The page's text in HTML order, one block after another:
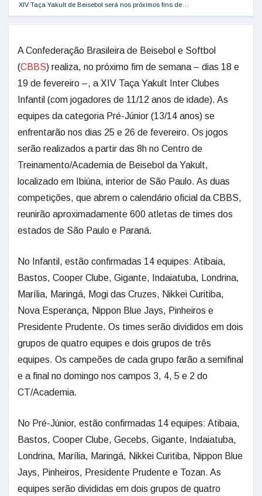
XIV Taça Yakult de Beisebol será nos próximos fins de…
A Confederação Brasileira de Beisebol e Softbol
(CBBS) realiza, no próximo fim de semana – dias 18 e
19 de fevereiro –, a XIV Taça Yakult Inter Clubes
Infantil (com jogadores de 11/12 anos de idade). As
equipes da categoria Pré-Júnior (13/14 anos) se
enfrentarão nos dias 25 e 26 de fevereiro. Os jogos
serão realizados a partir das 8h no Centro de
Treinamento/Academia de Beisebol da Yakult,
localizado em Ibiúna, interior de São Paulo. As duas
competições, que abrem o calendário oficial da CBBS,
reunirão aproximadamente 600 atletas de times dos
estados de São Paulo e Paraná.
No Infantil, estão confirmadas 14 equipes: Atibaia,
Bastos, Cooper Clube, Gigante, Indaiatuba, Londrina,
Marília, Maringá, Mogi das Cruzes, Nikkei Curitiba,
Nova Esperança, Nippon Blue Jays, Pinheiros e
Presidente Prudente. Os times serão divididos em dois
grupos de quatro equipes e dois grupos de três
equipes. Os campeões de cada grupo farão a semifinal
e a final no domingo nos campos 3, 4, 5 e 2 do
CT/Academia.
No Pré-Júnior, estão confirmadas 14 equipes: Atibaia,
Bastos, Cooper Clube, Gecebs, Gigante, Indaiatuba,
Londrina, Marília, Maringá, Nikkei Curitiba, Nippon Blue
Jays, Pinheiros, Presidente Prudente e Tozan. As
equipes serão divididas em dois grupos de quatro